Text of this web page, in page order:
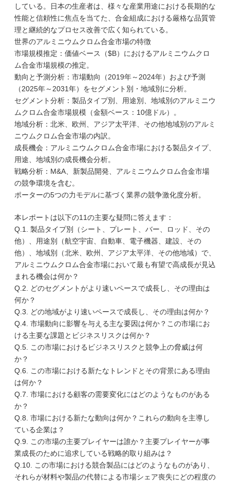
している。日本の生産者は、様々な産業用途における長期的な
性能と信頼性に焦点を当てた、合金組成における厳格な品質管
理と継続的なプロセス改善で広く知られている。
世界のアルミニウムクロム合金市場の特徴
市場規模推定：価値ベース（$B）におけるアルミニウムクロ
ム合金市場規模の推定。
動向と予測分析：市場動向（2019年～2024年）および予測
（2025年～2031年）をセグメント別・地域別に分析。
セグメント分析：製品タイプ別、用途別、地域別のアルミニウ
ムクロム合金市場規模（金額ベース：10億ドル）。
地域分析：北米、欧州、アジア太平洋、その他地域別のアルミ
ニウムクロム合金市場の内訳。
成長機会：アルミニウムクロム合金市場における製品タイプ、
用途、地域別の成長機会分析。
戦略分析：M&A、新製品開発、アルミニウムクロム合金市場
の競争環境を含む。
ポーターの5つの力モデルに基づく業界の競争激化度分析。
本レポートは以下の11の主要な疑問に答えます：
Q.1. 製品タイプ別（シート、プレート、バー、ロッド、その
他）、用途別（航空宇宙、自動車、電子機器、建設、その
他）、地域別（北米、欧州、アジア太平洋、その他地域）で、
アルミニウムクロム合金市場において最も有望で高成長が見込
まれる機会は何か？
Q.2. どのセグメントがより速いペースで成長し、その理由は
何か？
Q.3. どの地域がより速いペースで成長し、その理由は何か？
Q.4. 市場動向に影響を与える主な要因は何か？この市場にお
ける主要な課題とビジネスリスクは何か？
Q.5. この市場におけるビジネスリスクと競争上の脅威は何
か？
Q.6. この市場における新たなトレンドとその背景にある理由
は何か？
Q.7. 市場における顧客の需要変化にはどのようなものがある
か？
Q.8. 市場における新たな動向は何か？これらの動向を主導し
ている企業は？
Q.9. この市場の主要プレイヤーは誰か？主要プレイヤーが事
業成長のために追求している戦略的取り組みは？
Q.10. この市場における競合製品にはどのようなものがあり、
それらが材料や製品の代替による市場シェア喪失にどの程度の